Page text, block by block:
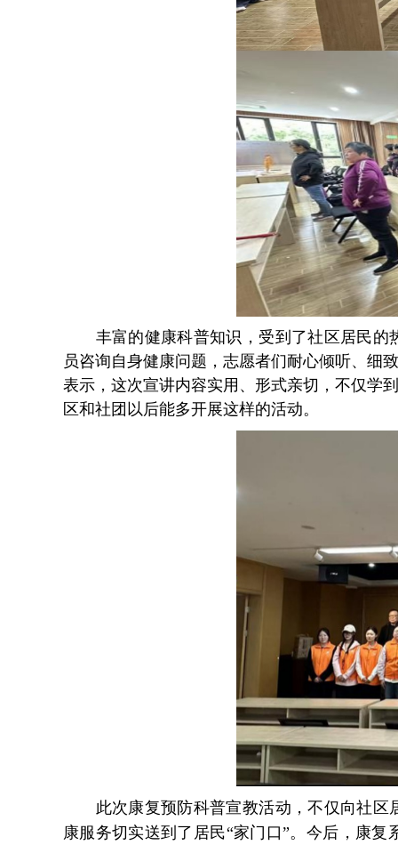
丰富的健康科普知识 ，受到了社区居民
员咨询自身健康问题，志愿者们耐心倾听、细
表示，这次宣讲内容实用、形式亲切，不仅学
区和社团以后能多开展这样的活动。
此次 康复预防科普宣教活动，不仅向社区
康服务切实送到了居民“家门口”。 今后 ，康复